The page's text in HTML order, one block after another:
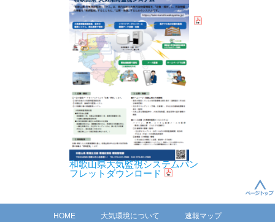
和歌山県大気監視システムパン
フレットダウンロード
HOME 大気環境について 速報マップ